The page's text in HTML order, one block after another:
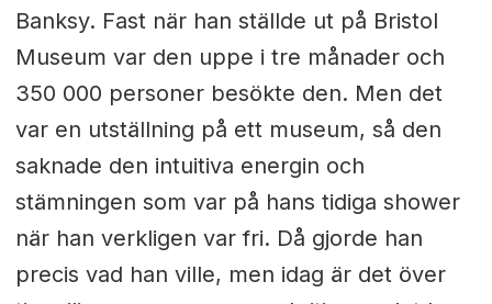
Banksy. Fast när han ställde ut på Bristol
Museum var den uppe i tre månader och
350 000 personer besökte den. Men det
var en utställning på ett museum, så den
saknade den intuitiva energin och
stämningen som var på hans tidiga shower
när han verkligen var fri. Då gjorde han
precis vad han ville, men idag är det över